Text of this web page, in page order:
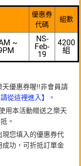
優惠券
代碼
組數
~
NS-
Feb-
19
4200
組
優惠券喔!!非會員請
從這裡進入】。
用本活動贈送之樂天
。
您填入的優惠券代
功，可折抵訂單金